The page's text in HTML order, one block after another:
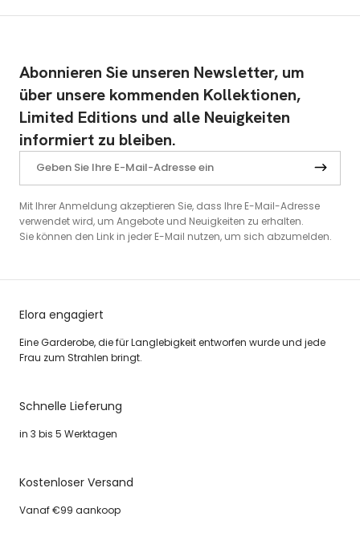
Abonnieren Sie unseren Newsletter, um
über unsere kommenden Kollektionen,
Limited Editions und alle Neuigkeiten
informiert zu bleiben.
Mit Ihrer Anmeldung akzeptieren Sie, dass Ihre E-Mail-Adresse
verwendet wird, um Angebote und Neuigkeiten zu erhalten.
Sie können den Link in jeder E-Mail nutzen, um sich abzumelden.
Elora engagiert
Eine Garderobe, die für Langlebigkeit entworfen wurde und jede
Frau zum Strahlen bringt.
Schnelle Lieferung
in 3 bis 5 Werktagen
Kostenloser Versand
Vanaf €99 aankoop